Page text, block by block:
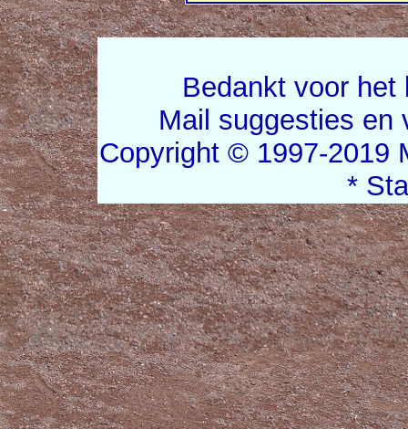
Bedankt voor
Mail suggesties en
Copyright © 1997-2019
*